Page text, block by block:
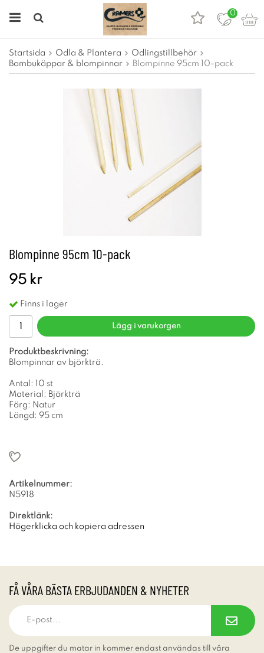
0
Startsida Odla & Plantera
Odlingstillbehör
Bambukäppar & blompinnar
Blompinne 95cm 10-pack
Blompinne 95cm 10-pack
95 kr
Finns i lager
Lägg i varukorgen
Produktbeskrivning:
Blompinnar av björkträ.
Antal: 10 st
Material: Björkträ
Färg: Natur
Längd: 95 cm
Artikelnummer:
N5918
Direktlänk:
Högerklicka och kopiera adressen
FÅ VÅRA BÄSTA ERBJUDANDEN & NYHETER
De uppgifter du matar in kommer endast användas till våra